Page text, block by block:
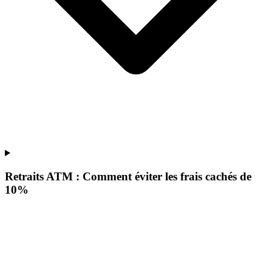
Retraits ATM : Comment éviter les frais cachés de
10%